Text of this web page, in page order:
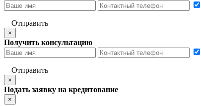
Отправить
×
Получить консультацию
Отправить
×
Подать заявку на кредитование
×